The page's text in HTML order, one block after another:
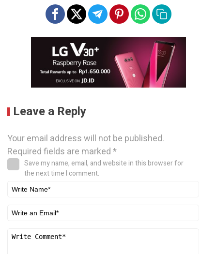
Leave a Reply
Your email address will not be published.
Required fields are marked*
Save my name, email, and website in this browser for
the next time I comment.